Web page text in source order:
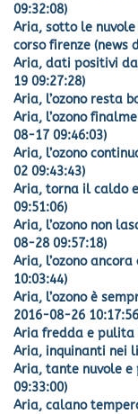
09:32:08)
Aria, sotto le nuvole
corso firenze (news
Aria, dati positivi
19 09:27:28)
Aria, l’ozono resta
Aria, l’ozono
08-17 09:46:03)
Aria, l’ozono
02 09:43:43)
Aria, torna il caldo
09:51:06)
Aria, l’ozono non
08-28 09:57:18)
Aria, l’ozono
10:03:44)
Aria, l’ozono è
2016-08-26
Aria fredda e
Aria, inquinanti nei
Aria, tante nuvole e
09:33:00)
Aria, calano